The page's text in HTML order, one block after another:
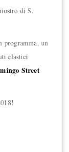
di S.
programma, un
elastici
Street